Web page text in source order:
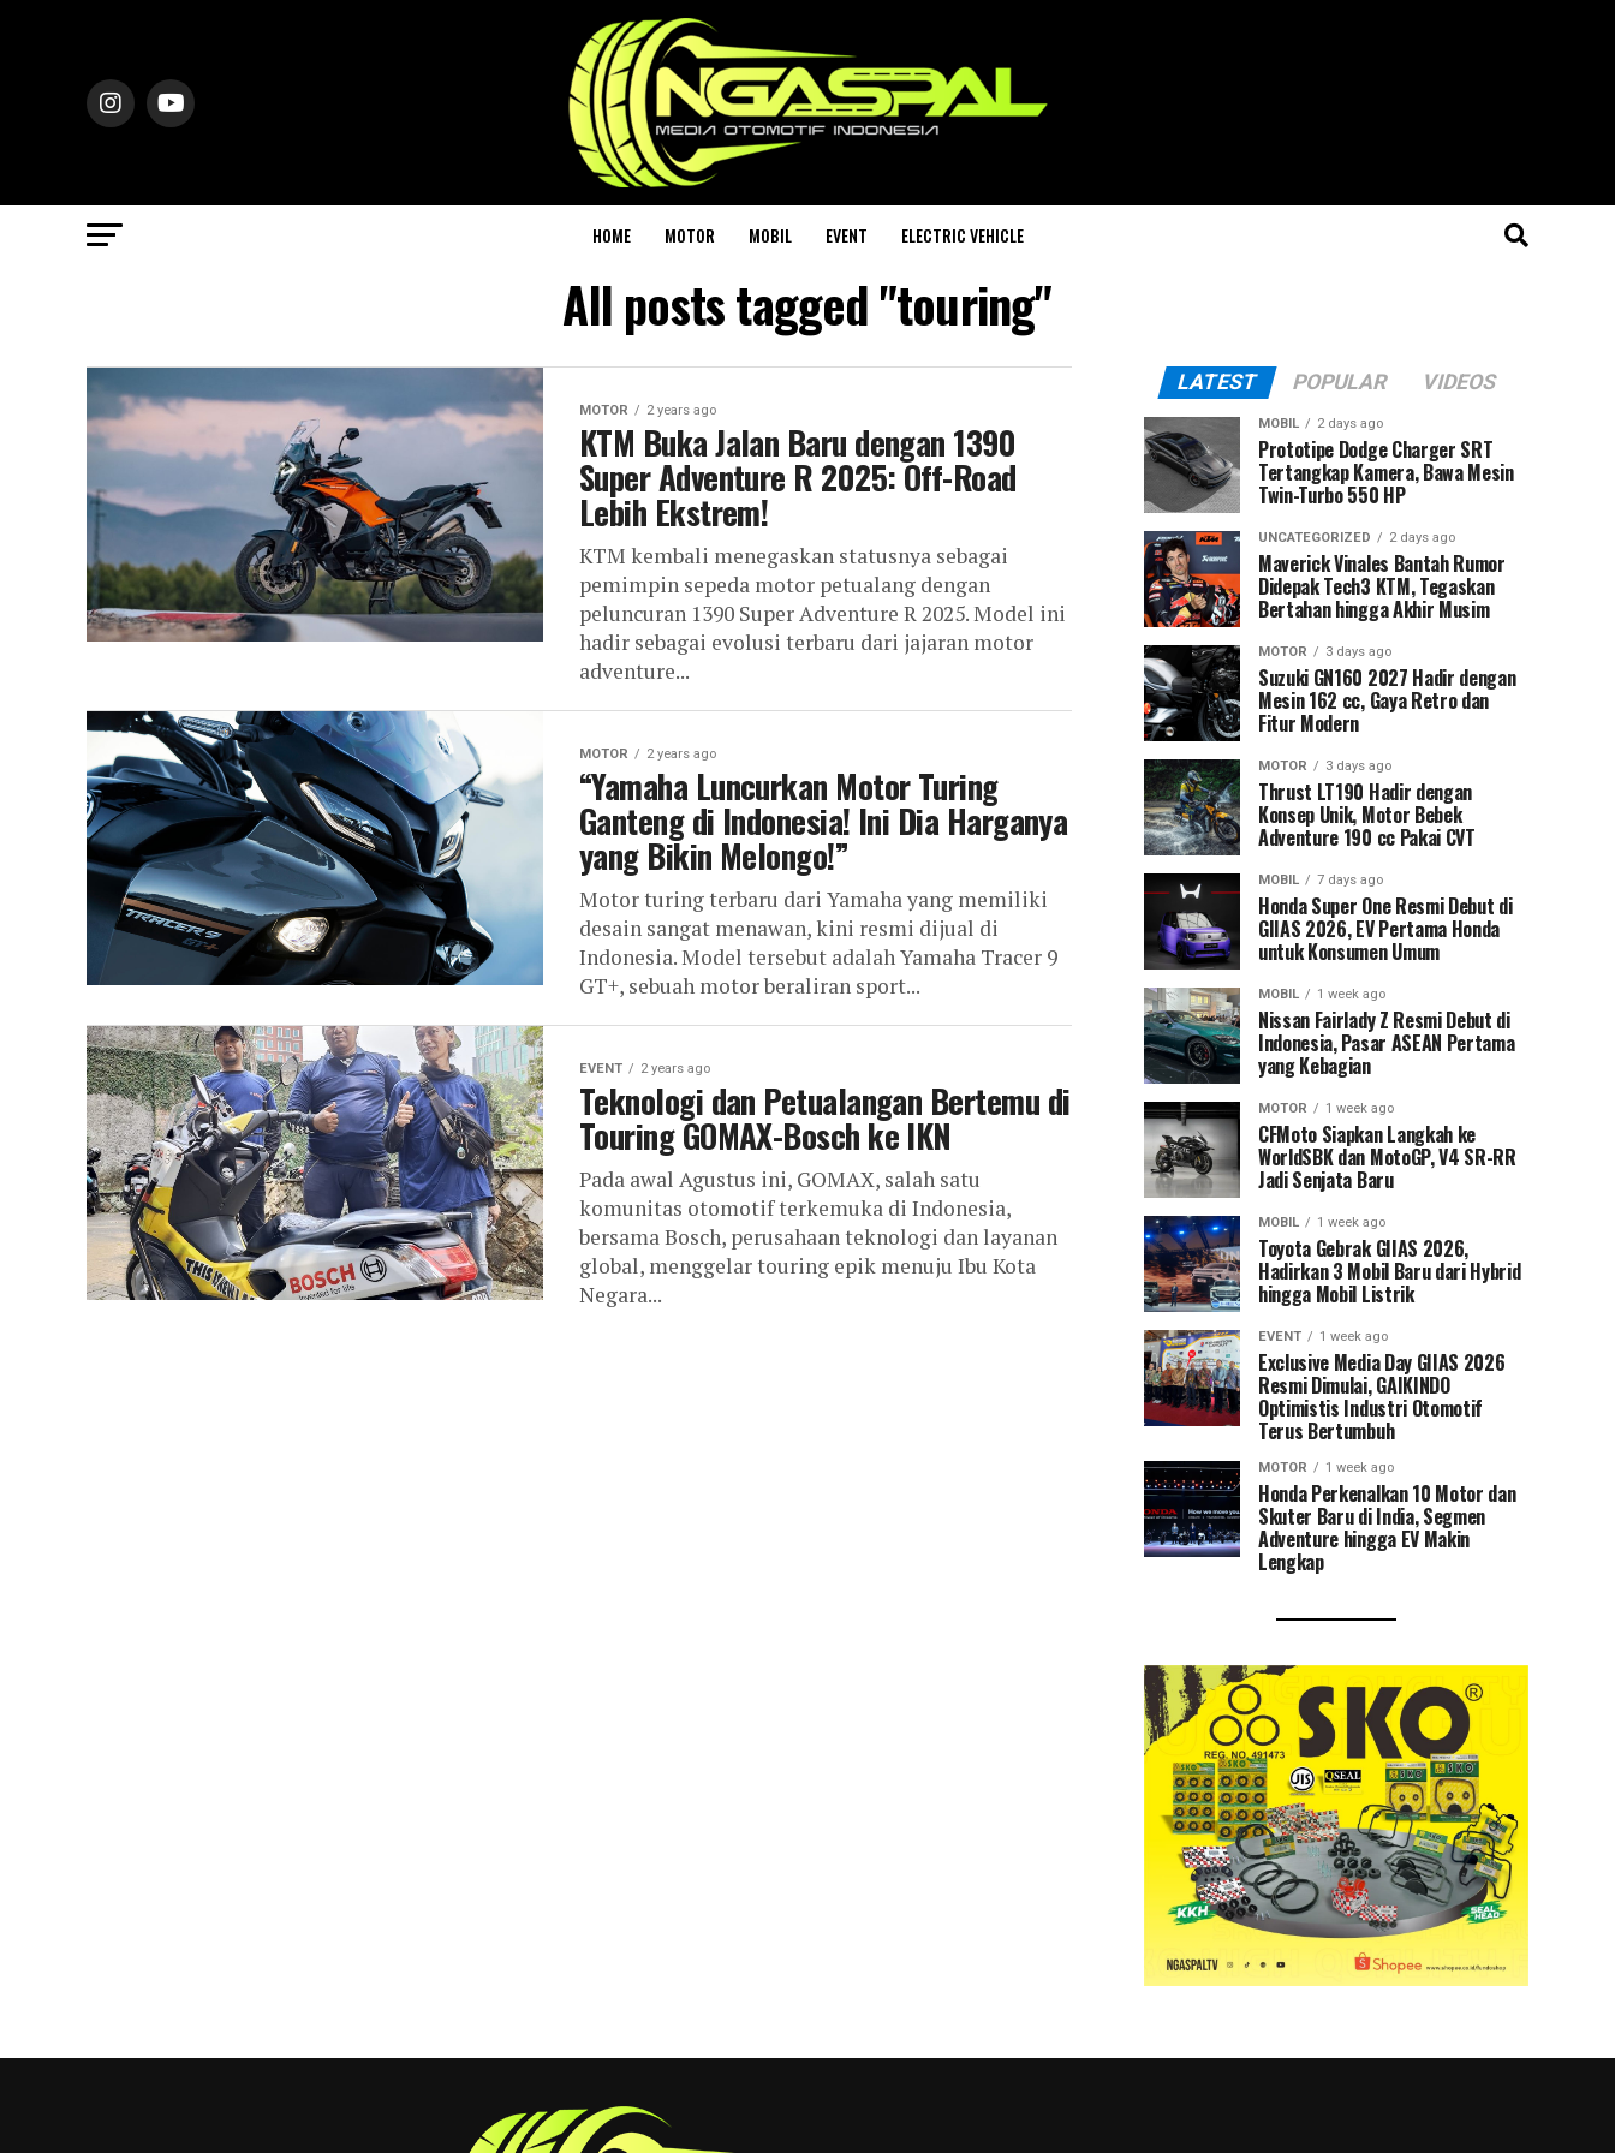
HOME MOTOR MOBIL EVENT ELECTRIC VEHICLE
All posts tagged "touring"
MOTOR 2 years ago
KTM Buka Jalan Baru dengan 1390
Super Adventure R 2025: Off-Road
Lebih Ekstrem!
KTM kembali menegaskan statusnya sebagai
pemimpin sepeda motor petualang dengan
peluncuran 1390 Super Adventure R 2025. Model ini
hadir sebagai evolusi terbaru dari jajaran motor
adventure...
MOTOR 2 years ago
“Yamaha Luncurkan Motor Turing
Ganteng di Indonesia! Ini Dia Harganya
yang Bikin Melongo!”
Motor turing terbaru dari Yamaha yang memiliki
desain sangat menawan, kini resmi dijual di
Indonesia. Model tersebut adalah Yamaha Tracer 9
GT+, sebuah motor beraliran sport...
EVENT 2 years ago
Teknologi dan Petualangan Bertemu di
Touring GOMAX-Bosch ke IKN
Pada awal Agustus ini, GOMAX, salah satu
komunitas otomotif terkemuka di Indonesia,
bersama Bosch, perusahaan teknologi dan layanan
global, menggelar touring epik menuju Ibu Kota
Negara...
LATEST POPULAR VIDEOS
MOBIL 2 days ago
Prototipe Dodge Charger SRT
Tertangkap Kamera, Bawa Mesin
Twin-Turbo 550 HP
UNCATEGORIZED 2 days ago
Maverick Vinales Bantah Rumor
Didepak Tech3 KTM, Tegaskan
Bertahan hingga Akhir Musim
MOTOR 3 days ago
Suzuki GN160 2027 Hadir dengan
Mesin 162 cc, Gaya Retro dan
Fitur Modern
MOTOR 3 days ago
Thrust LT190 Hadir dengan
Konsep Unik, Motor Bebek
Adventure 190 cc Pakai CVT
MOBIL 7 days ago
Honda Super One Resmi Debut di
GIIAS 2026, EV Pertama Honda
untuk Konsumen Umum
MOBIL 1 week ago
Nissan Fairlady Z Resmi Debut di
Indonesia, Pasar ASEAN Pertama
yang Kebagian
MOTOR 1 week ago
CFMoto Siapkan Langkah ke
WorldSBK dan MotoGP, V4 SR-RR
Jadi Senjata Baru
MOBIL 1 week ago
Toyota Gebrak GIIAS 2026,
Hadirkan 3 Mobil Baru dari Hybrid
hingga Mobil Listrik
EVENT 1 week ago
Exclusive Media Day GIIAS 2026
Resmi Dimulai, GAIKINDO
Optimistis Industri Otomotif
Terus Bertumbuh
MOTOR 1 week ago
Honda Perkenalkan 10 Motor dan
Skuter Baru di India, Segmen
Adventure hingga EV Makin
Lengkap